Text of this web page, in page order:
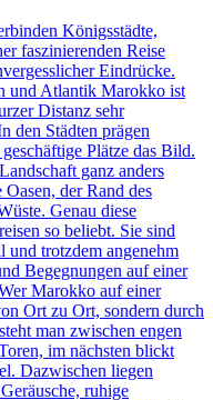
Königsstädte,
faszinierenden Reise
Eindrücke.
und Atlantik Marokko ist
Distanz sehr
den Städten prägen
Plätze das Bild.
ganz anders
der Rand des
Genau diese
so beliebt. Sie sind
und trotzdem angenehm
Begegnungen auf einer
Marokko auf einer
Ort zu Ort, sondern durch
man zwischen engen
im nächsten blickt
Dazwischen liegen
ruhige